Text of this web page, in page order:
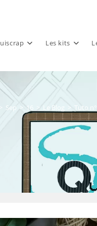
Les kits
> Sep > 16 > Le Blog > Tuto